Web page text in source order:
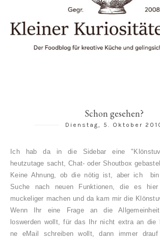
Schon gesehen?
Dienstag, 5. Oktober
Ich hab da in die Sidebar eine
heutzutage sacht, Chat- oder Shoutbox
Keine Ahnung, ob die nötig ist, aber ich
Suche nach neuen Funktionen, die es
muckeliger machen und da kam mir die
Wenn Ihr eine Frage an die
loswerden wollt, für das Ihr nicht extra an die
ne eMail schreiben wollt, dann immer